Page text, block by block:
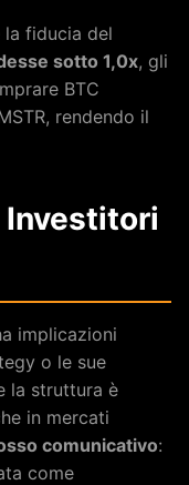
fiducia del
sotto 1,0x, gli
BTC
rendendo il
implicazioni
o le sue
la struttura è
in mercati
comunicativo:
come